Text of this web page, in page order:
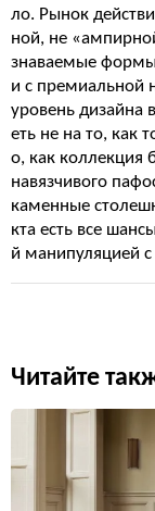
ло. Рынок
ной, не
знаваемые формы
и с премиальной
уровень дизайна
еть не на то, как
о, как коллекция
навязчивого
каменные
кта есть все
й манипуляцией с
Читайте